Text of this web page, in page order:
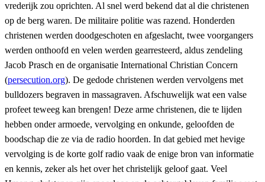
vrederijk zou oprichten. Al snel werd bekend dat al die christenen
op de berg waren. De militaire politie was razend. Honderden
christenen werden doodgeschoten en afgeslacht, twee voorgangers
werden onthoofd en velen werden gearresteerd, aldus zendeling
Jacob Prasch en de organisatie International Christian Concern
(persecution.org). De gedode christenen werden vervolgens met
bulldozers begraven in massagraven. Afschuwelijk wat een valse
profeet teweeg kan brengen! Deze arme christenen, die te lijden
hebben onder armoede, vervolging en onkunde, geloofden de
boodschap die ze via de radio hoorden. In dat gebied met hevige
vervolging is de korte golf radio vaak de enige bron van informatie
en kennis, zeker als het over het christelijk geloof gaat. Veel